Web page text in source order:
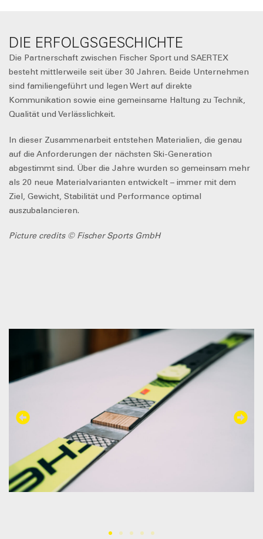
DIE ERFOLGSGESCHICHTE
Die Partnerschaft zwischen Fischer Sport und SAERTEX
besteht mittlerweile seit über 30 Jahren. Beide Unternehmen
sind familiengeführt und legen Wert auf direkte
Kommunikation sowie eine gemeinsame Haltung zu Technik,
Qualität und Verlässlichkeit.
In dieser Zusammenarbeit entstehen Materialien, die genau
auf die Anforderungen der nächsten Ski-Generation
abgestimmt sind. Über die Jahre wurden so gemeinsam mehr
als 20 neue Materialvarianten entwickelt – immer mit dem
Ziel, Gewicht, Stabilität und Performance optimal
auszubalancieren.
Picture credits © Fischer Sports GmbH